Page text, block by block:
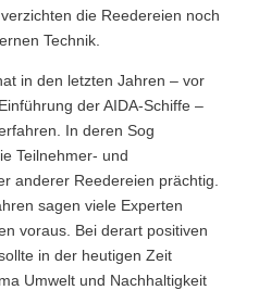
die Reedereien noch
Technik.
in den letzten Jahren – vor
der AIDA-Schiffe –
In deren Sog
Teilnehmer- und
anderer Reedereien prächtig.
sagen viele Experten
voraus. Bei derart positiven
in der heutigen Zeit
Umwelt und Nachhaltigkeit